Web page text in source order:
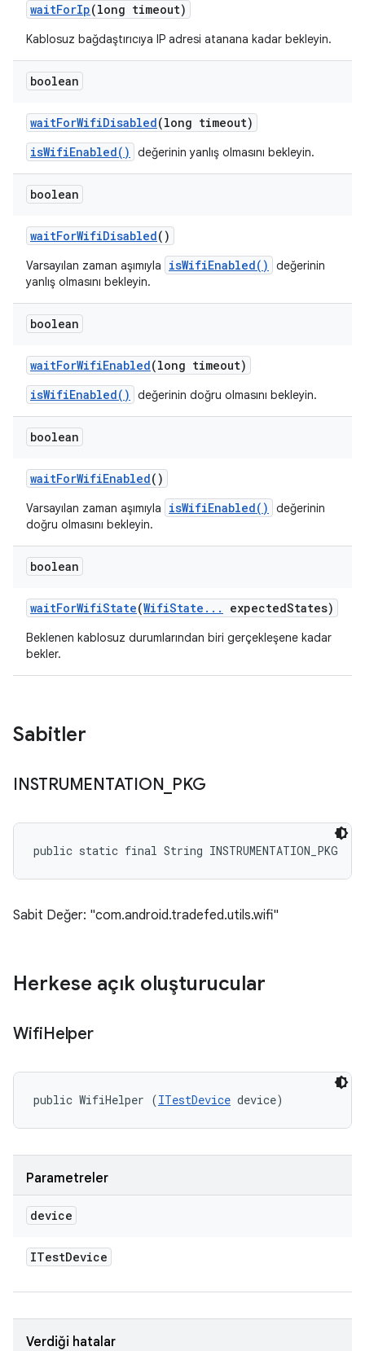
waitForIp(long timeout)
Kablosuz bağdaştırıcıya IP adresi atanana kadar bekleyin.
boolean
waitForWifiDisabled(long timeout)
isWifiEnabled()
değerinin yanlış olmasını bekleyin.
boolean
waitForWifiDisabled()
Varsayılan zaman aşımıyla isWifiEnabled()
değerinin
yanlış olmasını bekleyin.
boolean
waitForWifiEnabled(long timeout)
isWifiEnabled()
değerinin doğru olmasını bekleyin.
boolean
waitForWifiEnabled()
Varsayılan zaman aşımıyla isWifiEnabled()
değerinin
doğru olmasını bekleyin.
boolean
waitForWifiState(WifiState . . . expectedStates)
Beklenen kablosuz durumlarından biri gerçekleşene kadar
bekler.
Sabitler
INSTRUMENTATION PKG
public static final String INSTRUMENTATION_PKG
Sabit Değer: "com.android.tradefed.utils.wifi"
Herkese açık oluşturucular
WifiHelper
public WifiHelper (ITestDevice device)
Parametreler
device
ITestDevice
Verdiği hatalar